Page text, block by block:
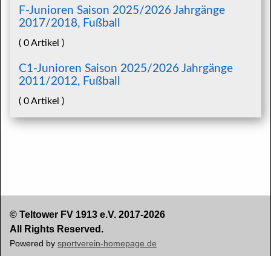
F-Junioren Saison 2025/2026 Jahrgänge
2017/2018, Fußball
( 0 Artikel )
C1-Junioren Saison 2025/2026 Jahrgänge
2011/2012, Fußball
( 0 Artikel )
© Teltower FV 1913 e.V. 2017-2026
All Rights Reserved.
Powered by sportverein-homepage.de